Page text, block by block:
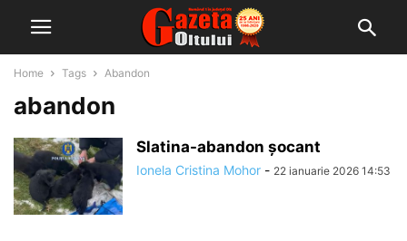
Home Tags Abandon
abandon
Slatina-abandon șocant
Ionela Cristina Mohor - 22 ianuarie 2026 14:53